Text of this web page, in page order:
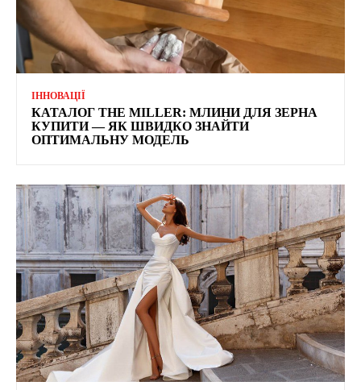
ІННОВАЦІЇ
КАТАЛОГ THE MILLER: МЛИНИ ДЛЯ ЗЕРНА
КУПИТИ — ЯК ШВИДКО ЗНАЙТИ
ОПТИМАЛЬНУ МОДЕЛЬ